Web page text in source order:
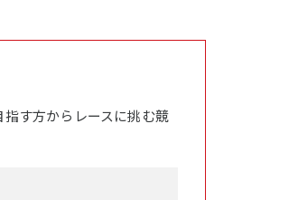
す方からレースに挑む競